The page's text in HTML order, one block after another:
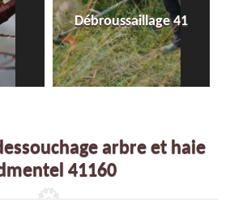
Débroussaillage 41
arbre et haie
41160